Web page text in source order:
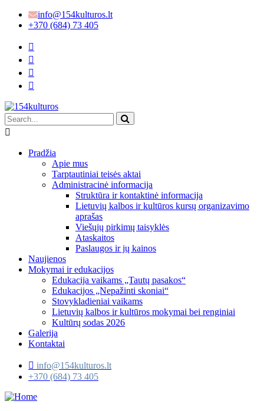
info@154kulturos.lt
+370 (684) 73 405
Pradžia
Apie mus
Tarptautiniai teisės aktai
Administracinė informacija
Struktūra ir kontaktinė informacija
Lietuvių kalbos ir kultūros kursų organizavimo
aprašas
Viešųjų pirkimų taisyklės
Ataskaitos
Paslaugos ir jų kainos
Naujienos
Mokymai ir edukacijos
Edukacija vaikams „Tautų pasakos“
Edukacijos „Nepažinti skoniai“
Stovykladieniai vaikams
Lietuvių kalbos ir kultūros mokymai bei renginiai
Kultūrų sodas 2026
Galerija
Kontaktai
info@154kulturos.lt
+370 (684) 73 405